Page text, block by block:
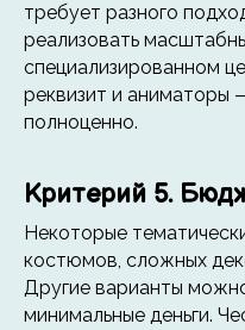
требует разного
реализовать
специализированном
реквизит и аниматоры
полноценно.
Критерий 5.
Некоторые
костюмов, сложных
Другие варианты
минимальные деньги.